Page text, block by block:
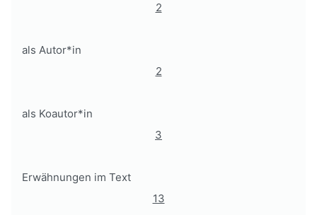
2
als Autor*in
2
als Koautor*in
3
Erwähnungen im Text
13